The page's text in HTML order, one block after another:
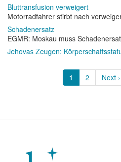
Bluttransfusion verweigert
Motorradfahrer stirbt nach
Schadenersatz
EGMR: Moskau muss
Jehovas Zeugen:
Seitennummerierung
Aktuelle
Seite
1 Page
2
Seite
Next ›